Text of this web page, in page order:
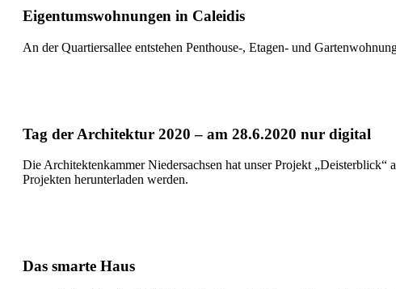
Eigentumswohnungen in Caleidis
An der Quartiersallee entstehen Penthouse-, Etagen- und
Tag der Architektur 2020 – am 28.6.2020 nur digital
Die Architektenkammer Niedersachsen hat unser Projekt
Projekten herunterladen werden.
Das smarte Haus